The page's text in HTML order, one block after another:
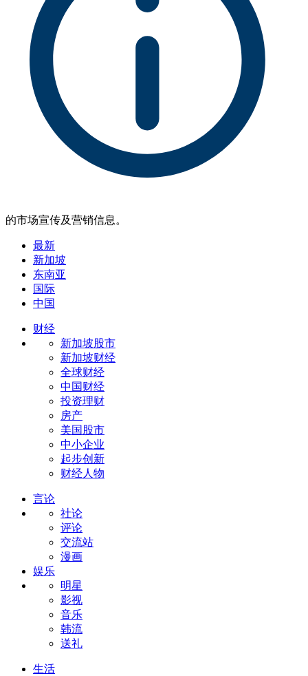
的市场宣传及营销信息。
最新
新加坡
东南亚
国际
中国
财经
新加坡股市
新加坡财经
全球财经
中国财经
投资理财
房产
美国股市
中小企业
起步创新
财经人物
言论
社论
评论
交流站
漫画
娱乐
明星
影视
音乐
韩流
送礼
生活